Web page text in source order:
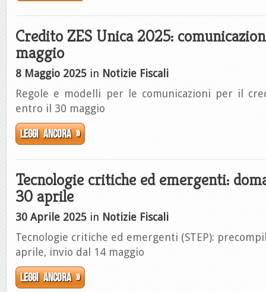
Credito ZES Unica 2025:
maggio
8 Maggio 2025 in Notizie Fiscali
Regole e modelli per le comunicazioni per il
entro il 30 maggio
Leggi ancora »
Tecnologie critiche ed emergenti:
30 aprile
30 Aprile 2025 in Notizie Fiscali
Tecnologie critiche ed emergenti (STEP):
aprile, invio dal 14 maggio
Leggi ancora »